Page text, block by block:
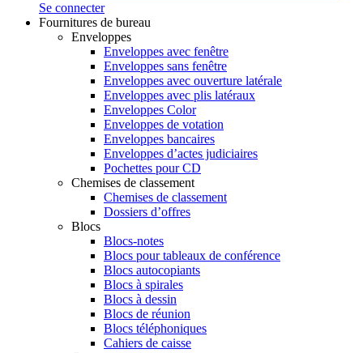
Se connecter
Fournitures de bureau
Enveloppes
Enveloppes avec fenêtre
Enveloppes sans fenêtre
Enveloppes avec ouverture latérale
Enveloppes avec plis latéraux
Enveloppes Color
Enveloppes de votation
Enveloppes bancaires
Enveloppes d’actes judiciaires
Pochettes pour CD
Chemises de classement
Chemises de classement
Dossiers d’offres
Blocs
Blocs-notes
Blocs pour tableaux de conférence
Blocs autocopiants
Blocs à spirales
Blocs à dessin
Blocs de réunion
Blocs téléphoniques
Cahiers de caisse